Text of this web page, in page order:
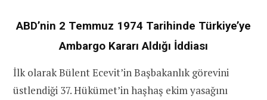
ABD’nin 2 Temmuz 1974 Tarihinde Türkiye’ye
Ambargo Kararı Aldığı İddiası
İlk olarak Bülent Ecevit’in Başbakanlık görevini
üstlendiği 37. Hükümet’in haşhaş ekim yasağını